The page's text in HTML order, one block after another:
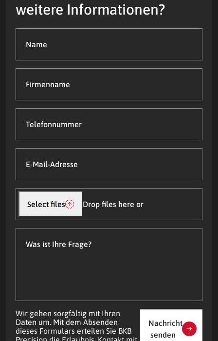
weitere Informationen?
(Required)
Mail-
Datei(en)
hochladen
Drop files here or
Select files
Wir gehen sorgfältig mit Ihren
Daten um. Mit dem Absenden
dieses Formulars erteilen Sie BKB
Nachricht
senden